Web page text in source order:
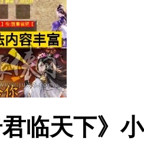
君临天下》